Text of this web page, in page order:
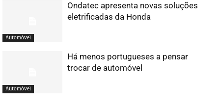
Automóvel
Ondatec apresenta novas soluções
eletrificadas da Honda
Automóvel
Há menos portugueses a pensar
trocar de automóvel